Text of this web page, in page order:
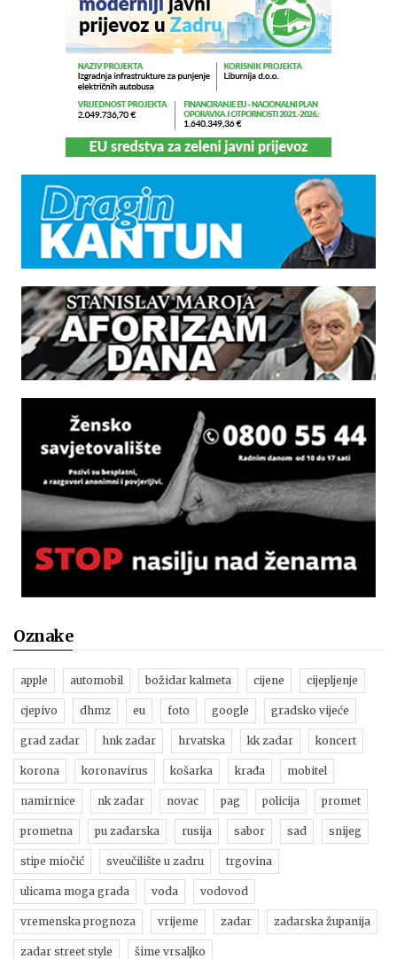
Oznake
apple automobil božidar kalmeta cijene cijepljenje
cjepivo dhmz eu foto google gradsko vijeće
grad zadar hnk zadar hrvatska kk zadar koncert
korona koronavirus košarka krađa mobitel
namirnice nk zadar novac pag policija promet
prometna pu zadarska rusija sabor sad snijeg
stipe miočić sveučilište u zadru trgovina
ulicama moga grada voda vodovod
vremenska prognoza vrijeme zadar zadarska županija
zadar street style šime vrsaljko